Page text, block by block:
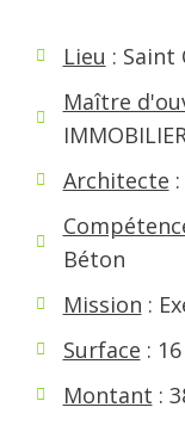
Lieu : Saint
Maître
Architecte
Béton
Mission :
Surface :
Montant :